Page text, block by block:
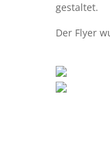
gestaltet.
Der Flyer